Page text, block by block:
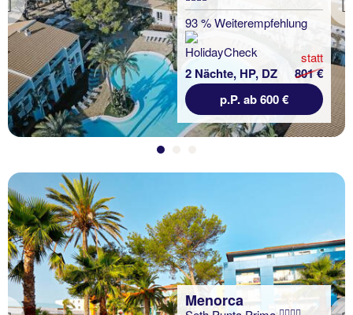
Previous 93 % Weiterempfehlung
2 Nächte, HP, DZ
statt
801 €
p.P. ab 600 €
Menorca